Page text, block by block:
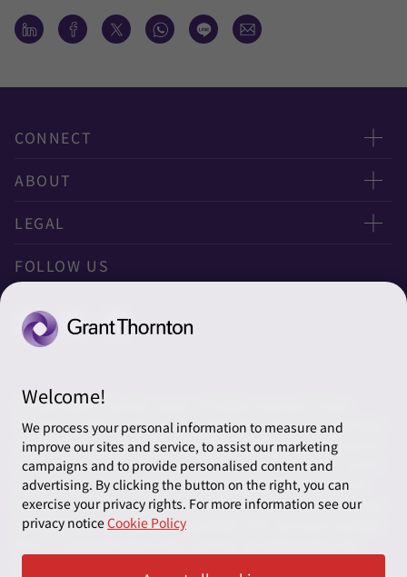
CONNECT
お問い合わせ
ニュースレター申し込み
グローバル
グローバルリーチ
ABOUT
太陽有限責任監査法人
太陽グラントソントン税理士法人
太陽グラントソントン株式会社
株式会社サンライズ・アカウンティング・インターナショ
ナル
一般社団法人太陽グラントソントン
採用情報
News＆Topics
LEGAL
利用規約
ソーシャルメディアポリシー
FOLLOW US
© 2026 Grant Thornton Japan. All rights reserved. “Grant
Thornton” refers to the brand under which the Grant Thornton
member firms provide assurance, tax and advisory services to
their clients and/or refers to one or more member firms, as the
context requires. Grant Thornton Japan is a member firm of
Grant Thornton International Ltd (GTIL). GTIL and the member
firms are not a worldwide partnership. GTIL and each member
Welcome!
We process your personal information to measure and
improve our sites and service, to assist our marketing
campaigns and to provide personalised content and
advertising. By clicking the button on the right, you can
exercise your privacy rights. For more information see our
privacy noticeCookie Policy